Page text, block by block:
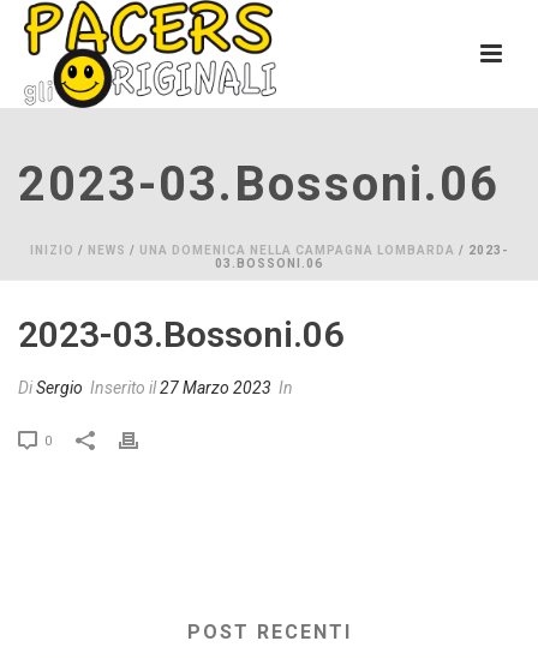
2023-03.bossoni.06
INIZIO / NEWS / UNA DOMENICA NELLA CAMPAGNA LOMBARDA / 2023-
03.BOSSONI.06
2023-03.bossoni.06
DiSergio Inserito il27 Marzo 2023 In
0
POST RECENTI